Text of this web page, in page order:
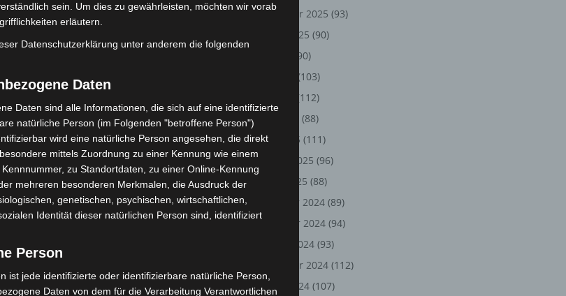
Nächster Artikel
Stilles Gedenken am Holocaust-Mahnmal
September 2025 (93)
August 2025 (90)
(90)
(103)
(112)
April 2025
(88)
März 2025 (111)
Februar 2025 (96)
Januar 2025 (88)
Dezember 2024 (89)
November 2024 (94)
Oktober 2024 (93)
September 2024 (112)
August 2024 (107)
sein. Um dies zu gewährleisten, möchten wir vorab
erläutern.
Datenschutzerklärung unter anderem die folgenden
Daten
Daten sind alle Informationen, die sich auf eine identifizierte
natürliche Person (im Folgenden "betroffene Person")
wird eine natürliche Person angesehen, die direkt
mittels Zuordnung zu einer Kennung wie einem
zu Standortdaten, zu einer Online-Kennung
mehreren besonderen Merkmalen, die Ausdruck der
genetischen, psychischen, wirtschaftlichen,
Identität dieser natürlichen Person sind, identifiziert
Person
ist jede identifizierte oder identifizierbare natürliche Person,
Daten von dem für die Verarbeitung Verantwortlichen